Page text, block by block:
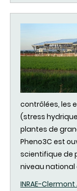
contrôlées, les
(stress hydrique
plantes de
Pheno3C est
scientifique de
niveau national
INRAE-Clermont